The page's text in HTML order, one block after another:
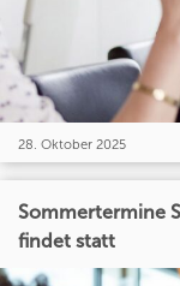
28. Oktober 2025
Sommertermine
findet statt